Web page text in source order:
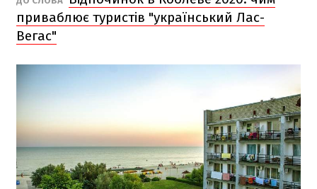
приваблює туристів "український Лас-
Вегас"